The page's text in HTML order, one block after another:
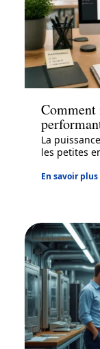
Entreprise
Comment
La
les petites
En savoir plus